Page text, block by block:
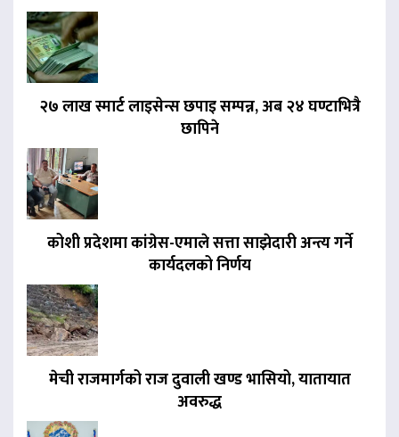
२७ लाख स्मार्ट लाइसेन्स छपाइ सम्पन्न, अब २४ घण्टाभित्रै
छापिने
कोशी प्रदेशमा कांग्रेस-एमाले सत्ता साझेदारी अन्त्य गर्ने
कार्यदलको निर्णय
मेची राजमार्गको राज दुवाली खण्ड भासियो, यातायात
अवरुद्ध